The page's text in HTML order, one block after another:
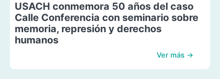
USACH conmemora 50 años del caso
Calle Conferencia con seminario sobre
memoria, represión y derechos
humanos
Ver más →